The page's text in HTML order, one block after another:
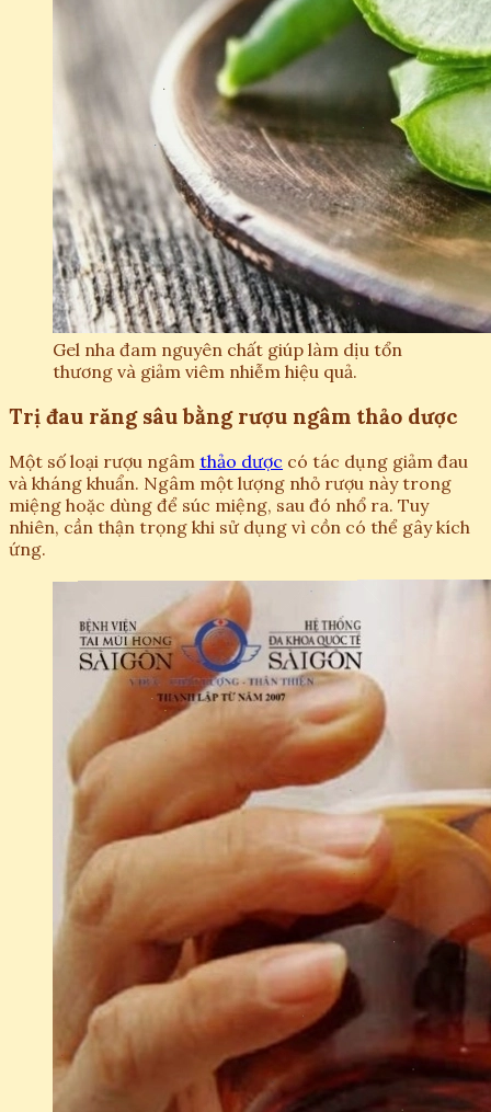
Gel nha đam nguyên chất giúp làm dịu tổn
thương và giảm viêm nhiễm hiệu quả.
Trị đau răng sâu bằng rượu ngâm thảo dược
Một số loại rượu ngâm thảo dược có tác dụng giảm đau
và kháng khuẩn. Ngâm một lượng nhỏ rượu này trong
miệng hoặc dùng để súc miệng, sau đó nhổ ra. Tuy
nhiên, cần thận trọng khi sử dụng vì cồn có thể gây kích
ứng.